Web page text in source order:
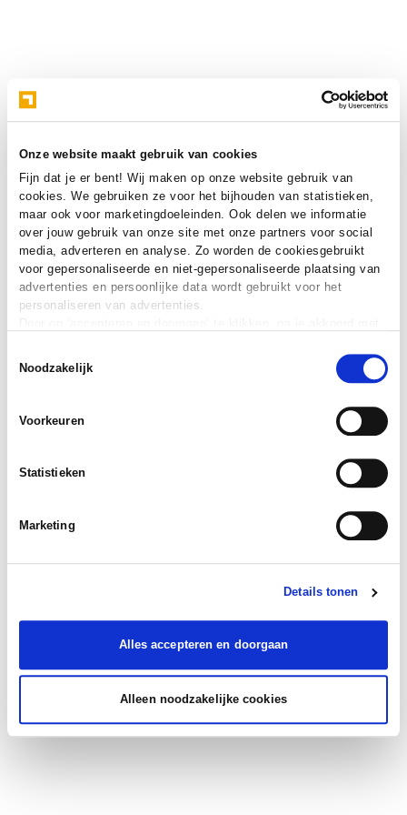
Onze website maakt gebruik van cookies
Fijn dat je er bent! Wij maken op onze website gebruik van
cookies. We gebruiken ze voor het bijhouden van statistieken,
maar ook voor marketingdoeleinden. Ook delen we informatie
over jouw gebruik van onze site met onze partners voor social
media, adverteren en analyse. Zo worden de cookiesgebruikt
voor gepersonaliseerde en niet-gepersonaliseerde plaatsing van
advertenties en persoonlijke data wordt gebruikt voor het
personaliseren van advertenties.
verklaring.
Noodzakelijk
Voorkeuren
Statistieken
Marketing
Details tonen
Alles accepteren en doorgaan
Alleen noodzakelijke cookies